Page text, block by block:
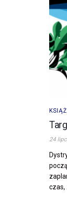
24
czas, ...